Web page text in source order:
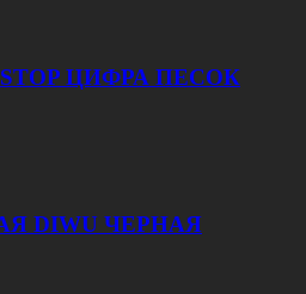
ЦИФРА ПЕСОК
DIWU ЧЕРНАЯ